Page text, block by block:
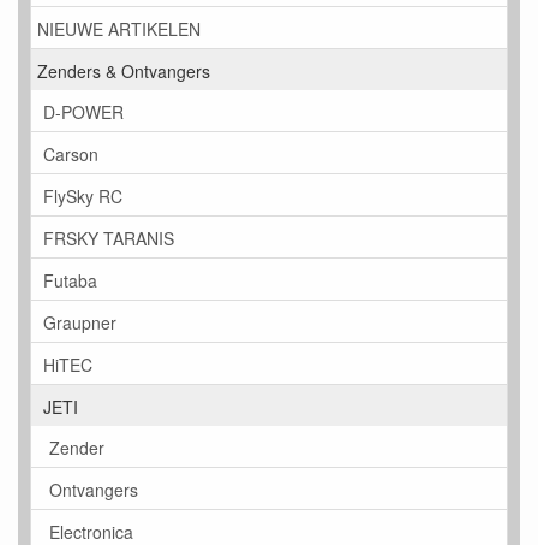
NIEUWE ARTIKELEN
Zenders & Ontvangers
D-POWER
Carson
FlySky RC
FRSKY TARANIS
Futaba
Graupner
HiTEC
JETI
Zender
Ontvangers
Electronica